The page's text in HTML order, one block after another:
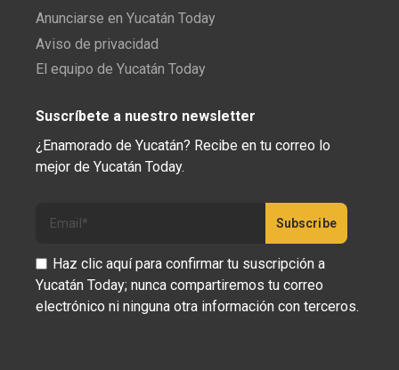
Anunciarse en Yucatán Today
Aviso de privacidad
El equipo de Yucatán Today
Suscríbete a nuestro newsletter
¿Enamorado de Yucatán? Recibe en tu correo lo
mejor de Yucatán Today.
Haz clic aquí para confirmar tu suscripción a
Yucatán Today; nunca compartiremos tu correo
electrónico ni ninguna otra información con terceros.